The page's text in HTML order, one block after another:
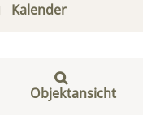
Kalender
Objektansicht